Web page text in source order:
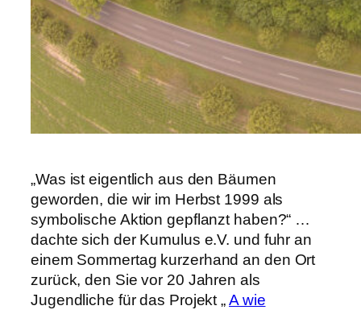
„Was ist eigentlich aus den Bäumen
geworden, die wir im Herbst 1999 als
symbolische Aktion gepflanzt haben?“ …
dachte sich der Kumulus e.V. und fuhr an
einem Sommertag kurzerhand an den Ort
zurück, den Sie vor 20 Jahren als
Jugendliche für das Projekt „A wie